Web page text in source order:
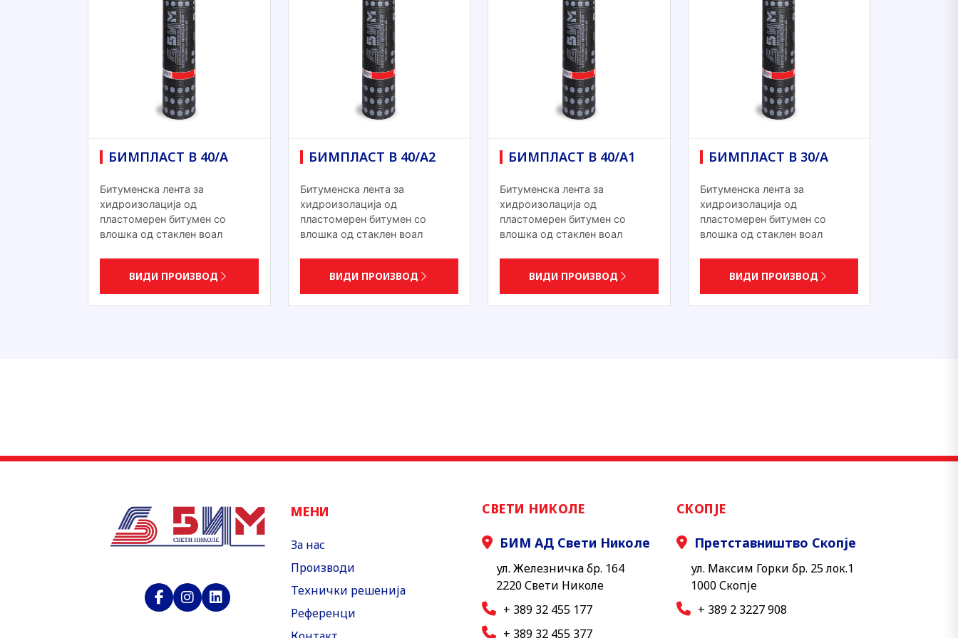
БИМПЛАСТ В 40/А
Битуменска лента за
хидроизолација од
пластомерен битумен со
влошка од стаклен воал
ВИДИ ПРОИЗВОД
БИМПЛАСТ В 40/А2
Битуменска лента за
хидроизолација од
пластомерен битумен со
влошка од стаклен воал
ВИДИ ПРОИЗВОД
БИМПЛАСТ В 40/А1
Битуменска лента за
хидроизолација од
пластомерен битумен со
влошка од стаклен воал
ВИДИ ПРОИЗВОД
БИМПЛАСТ В 30/А
Битуменска лента за
хидроизолација од
пластомерен битумен со
влошка од стаклен воал
ВИДИ ПРОИЗВОД
МЕНИ
За нас
Производи
Технички решенија
Референци
СВЕТИ НИКОЛЕ
БИМ АД Свети Николе
ул. Железничка бр. 164
2220 Свети Николе
+ 389 32 455 177
+ 389 32 455 377
СКОПЈЕ
Претставништво Скопје
ул. Максим Горки бр. 25 лок.1
1000 Скопје
+ 389 2 3227 908